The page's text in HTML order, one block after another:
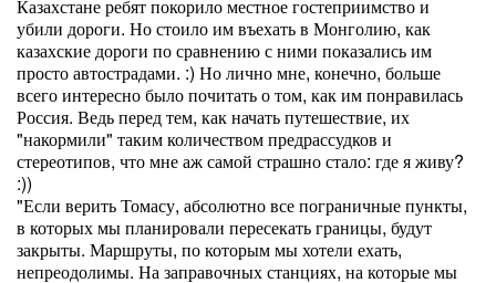
Казахстане ребят покорило местное гостеприимство и
убили дороги. Но стоило им въехать в Монголию, как
казахские дороги по сравнению с ними показались им
просто автострадами. :) Но лично мне, конечно, больше
всего интересно было почитать о том, как им понравилась
Россия. Ведь перед тем, как начать путешествие, их
"накормили" таким количеством предрассудков и
стереотипов, что мне аж самой страшно стало: где я живу?
:))
"Если верить Томасу, абсолютно все пограничные пункты,
в которых мы планировали пересекать границы, будут
закрыты. Маршруты, по которым мы хотели ехать,
непреодолимы. На заправочных станциях, на которые мы